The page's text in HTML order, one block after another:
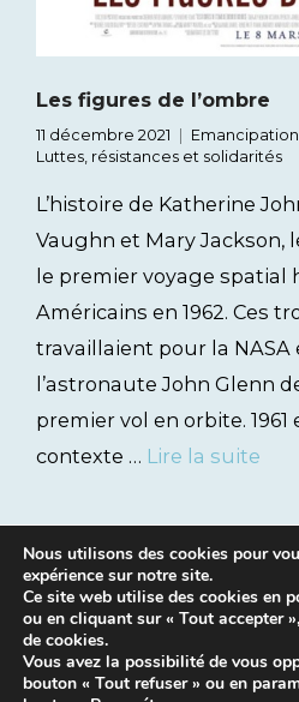
Les figures de l’ombre
11 décembre 2021 Emancipation
Luttes, résistances et solidarités
L’histoire de Katherine
Vaughn et Mary Jackson,
le premier voyage spatial
Américains en 1962. Ces
travaillaient pour la NASA
l’astronaute John Glenn
premier vol en orbite.
contexte … Lire la suite
Nous utilisons des cookies pour
expérience sur notre site.
Ce site web utilise des cookies en
ou en cliquant sur « Tout accepter
de cookies.
Vous avez la possibilité de vous
bouton « Tout refuser » ou en